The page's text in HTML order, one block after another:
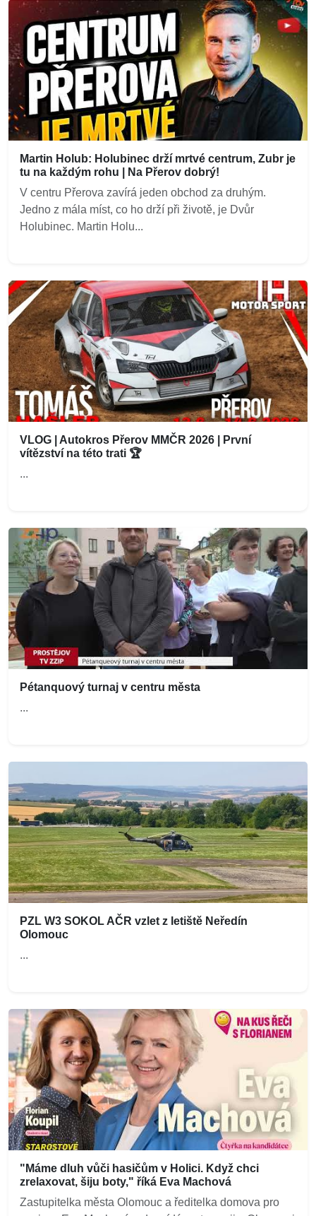
Martin Holub: Holubinec drží mrtvé centrum, Zubr je
tu na každým rohu | Na Přerov dobrý!
V centru Přerova zavírá jeden obchod za druhým.
Jedno z mála míst, co ho drží při životě, je Dvůr
Holubinec. Martin Holu...
VLOG | Autokros Přerov MMČR 2026 | První
vítězství na této trati 🏆
...
Pétanquový turnaj v centru města
...
PZL W3 SOKOL AČR vzlet z letiště Neředín
Olomouc
...
"Máme dluh vůči hasičům v Holici. Když chci
zrelaxovat, šiju boty," říká Eva Machová
Zastupitelka města Olomouc a ředitelka domova pro